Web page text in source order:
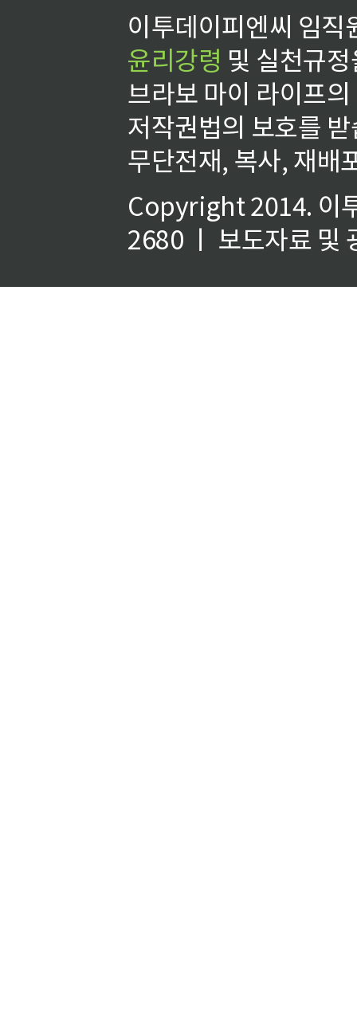
이투데이피엔씨 임
윤리강령 및 실천규
브라보 마이 라이프
저작권법의 보호를
무단전재, 복사, 재배
Copyright 2014. 이
2680 ㅣ 보도자료